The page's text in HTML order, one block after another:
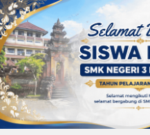
Skip to content